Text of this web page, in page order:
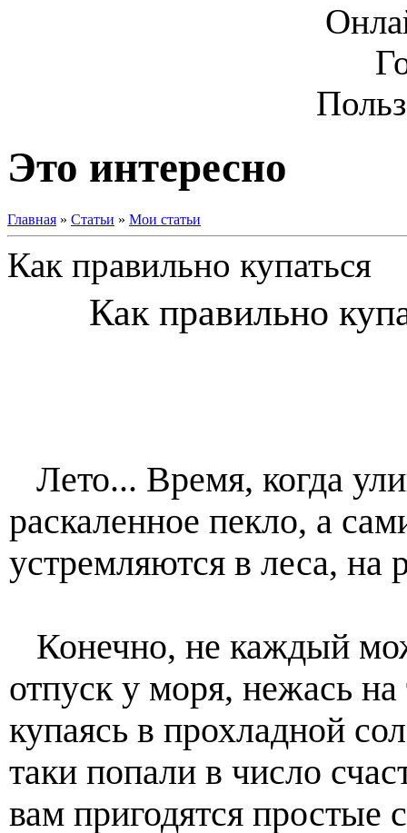
Это интересно
Главная » Статьи » Мои статьи
Как правильно купаться
Как правильно
Лето... Время, когда
раскаленное пекло, а
устремляются в леса, на
Конечно, не каждый
отпуск у моря, нежась
купаясь в прохладной
таки попали в число
вам пригодятся простые